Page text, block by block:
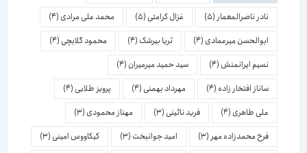
نادر ناصرالمعمار(5) غزال کرامتی(5) محمد علی مرادی(4)
ابوالحسن میرعمادی(4) ثریا بیرشک(4) محمود گلابچی(4)
نسیم ایرانمنش(4) سید حمید میرمیران(4)
ساناز افتخار زاده(4) مهرداد بهمنی(4) پرویز طلایی(4)
علی طاهری(4) فرید نائینی(3) مهناز محمودی(3)
فرخ محمدزاده مهر (3) امید جوانبخت(3) کیکاووس امینی(3)